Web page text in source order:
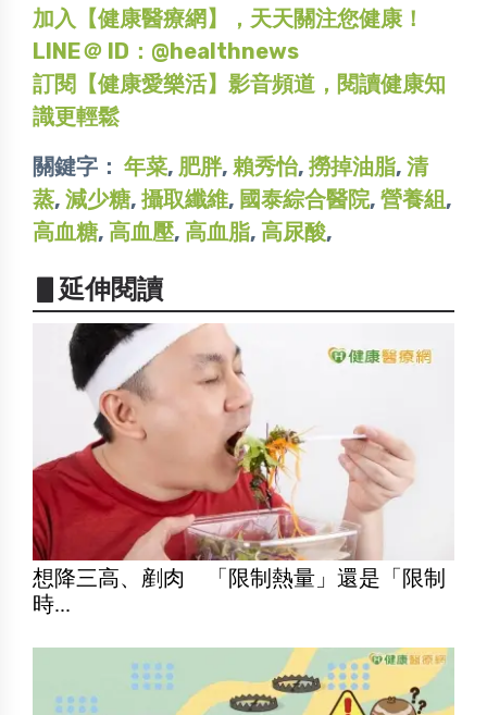
加入【健康醫療網】，天天關注您健康！
LINE＠ ID：@healthnews
訂閱【健康愛樂活】影音頻道，閱讀健康知
識更輕鬆
關鍵字： 年菜, 肥胖, 賴秀怡, 撈掉油脂, 清
蒸, 減少糖, 攝取纖維, 國泰綜合醫院, 營養組,
高血糖, 高血壓, 高血脂, 高尿酸,
▋延伸閱讀
想降三高、剷肉 「限制熱量」還是「限制
時...